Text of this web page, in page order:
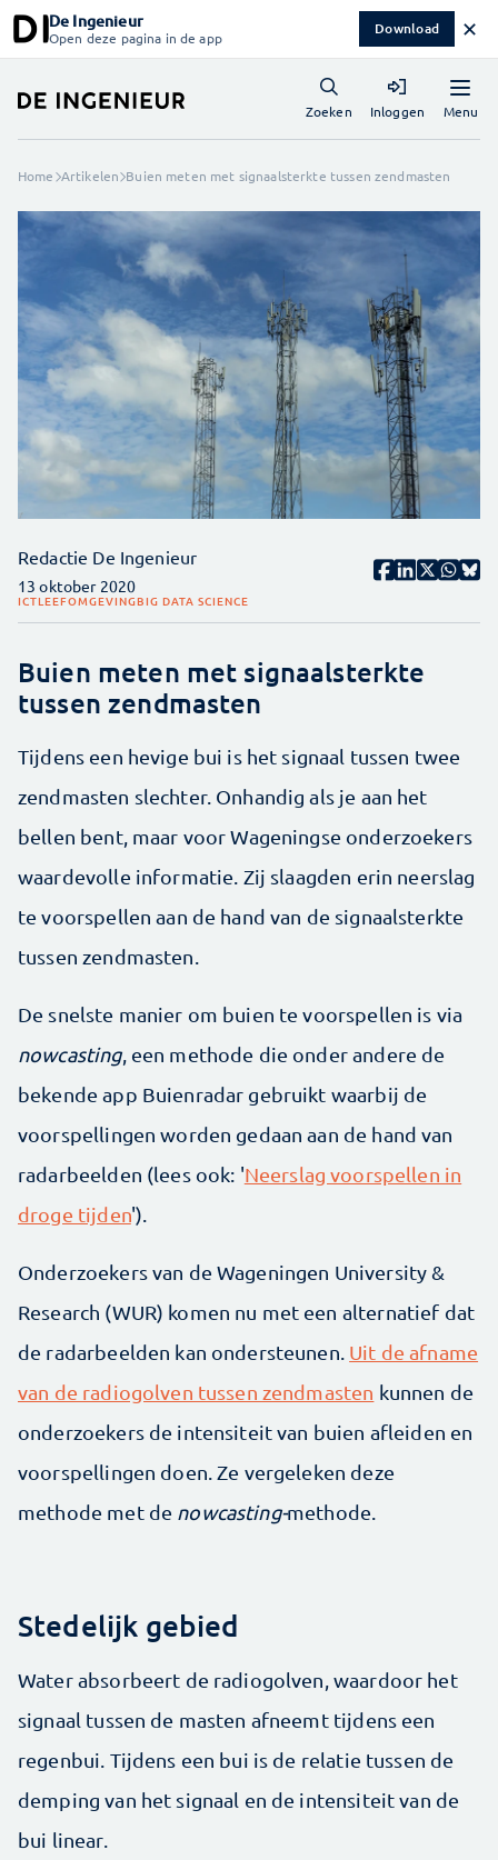
De Ingenieur
Open deze pagina in de app Download ✕
Menu
Zoeken Inloggen
Home Artikelen Buien meten met signaalsterkte tussen zendmasten
Redactie De Ingenieur
13 oktober 2020
ICTLEEFOMGEVINGBIG DATA SCIENCE
Buien meten met signaalsterkte
tussen zendmasten
Tijdens een hevige bui is het signaal tussen twee
zendmasten slechter. Onhandig als je aan het
bellen bent, maar voor Wageningse onderzoekers
waardevolle informatie. Zij slaagden erin neerslag
te voorspellen aan de hand van de signaalsterkte
tussen zendmasten.
De snelste manier om buien te voorspellen is via
nowcasting, een methode die onder andere de
bekende app Buienradar gebruikt waarbij de
voorspellingen worden gedaan aan de hand van
radarbeelden (lees ook: 'Neerslag voorspellen in
droge tijden').
Onderzoekers van de Wageningen University &
Research (WUR) komen nu met een alternatief dat
de radarbeelden kan ondersteunen. Uit de afname
van de radiogolven tussen zendmasten kunnen de
onderzoekers de intensiteit van buien afleiden en
voorspellingen doen. Ze vergeleken deze
methode met de nowcasting-methode.
Stedelijk gebied
Water absorbeert de radiogolven, waardoor het
signaal tussen de masten afneemt tijdens een
regenbui. Tijdens een bui is de relatie tussen de
demping van het signaal en de intensiteit van de
bui linear.